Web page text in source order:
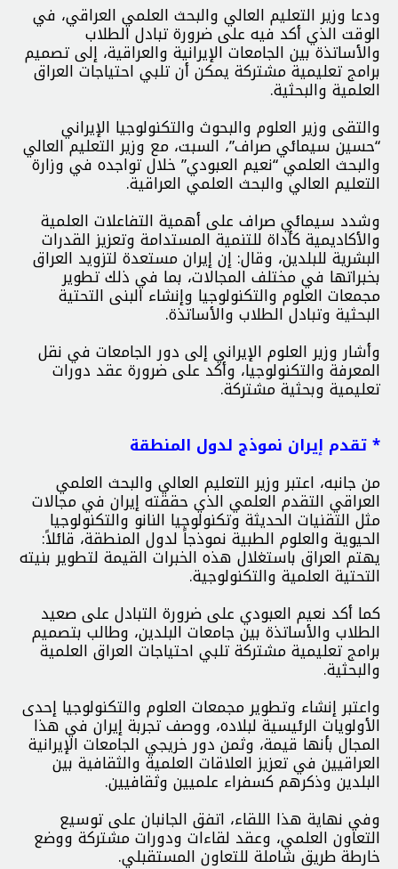
ودعا وزير التعليم العالي والبحث العلمي العراقي، في
الوقت الذي أكد فيه على ضرورة تبادل الطلاب
والأساتذة بين الجامعات الإيرانية والعراقية، إلى تصميم
برامج تعليمية مشتركة يمكن أن تلبي احتياجات العراق
العلمية والبحثية.
والتقى وزير العلوم والبحوث والتكنولوجيا الإیراني
“حسين سيمائي صراف”، السبت، مع وزير التعليم العالي
والبحث العلمي “نعيم العبودي” خلال تواجده في وزارة
التعليم العالي والبحث العلمي العراقية.
وشدد سيمائي صراف على أهمية التفاعلات العلمية
والأكاديمية كأداة للتنمية المستدامة وتعزيز القدرات
البشرية للبلدين، وقال: إن إيران مستعدة لتزويد العراق
بخبراتها في مختلف المجالات، بما في ذلك تطوير
مجمعات العلوم والتكنولوجيا وإنشاء البنى التحتية
البحثية وتبادل الطلاب والأساتذة.
وأشار وزير العلوم الإيراني إلى دور الجامعات في نقل
المعرفة والتكنولوجيا، وأكد على ضرورة عقد دورات
تعليمية وبحثية مشتركة.
* تقدم إيران نموذج لدول المنطقة
من جانبه، اعتبر وزير التعليم العالي والبحث العلمي
العراقي التقدم العلمي الذي حققته إيران في مجالات
مثل التقنيات الحديثة وتكنولوجيا النانو والتكنولوجيا
الحيوية والعلوم الطبية نموذجاً لدول المنطقة، قائلاً:
يهتم العراق باستغلال هذه الخبرات القيمة لتطوير بنيته
التحتية العلمية والتكنولوجية.
كما أكد نعيم العبودي على ضرورة التبادل على صعيد
الطلاب والأساتذة بين جامعات البلدين، وطالب بتصميم
برامج تعليمية مشتركة تلبي احتياجات العراق العلمية
والبحثية.
واعتبر إنشاء وتطوير مجمعات العلوم والتكنولوجيا إحدى
الأولويات الرئيسية لبلاده، ووصف تجربة إيران في هذا
المجال بأنها قيمة، وثمن دور خريجي الجامعات الإيرانية
العراقيين في تعزيز العلاقات العلمية والثقافية بين
البلدين وذكرهم كسفراء علميين وثقافيين.
وفي نهاية هذا اللقاء، اتفق الجانبان على توسيع
التعاون العلمي، وعقد لقاءات ودورات مشتركة ووضع
خارطة طريق شاملة للتعاون المستقبلي.